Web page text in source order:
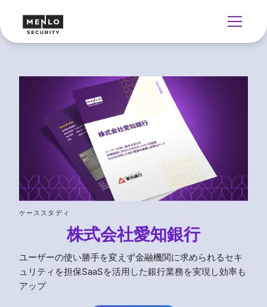
ケーススタディ
株式会社愛知銀行
ユーザーの使い勝手を変えず金融機関に求められるセキ
ュリティを担保SaaSを活用した銀行業務を実現し効率も
アップ